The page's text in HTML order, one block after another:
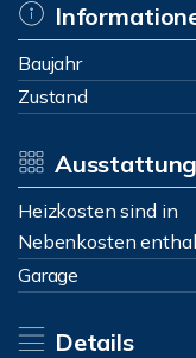
Baujahr
Zustand
Ausstattung
Heizkosten sind in
Nebenkosten
Garage
Details